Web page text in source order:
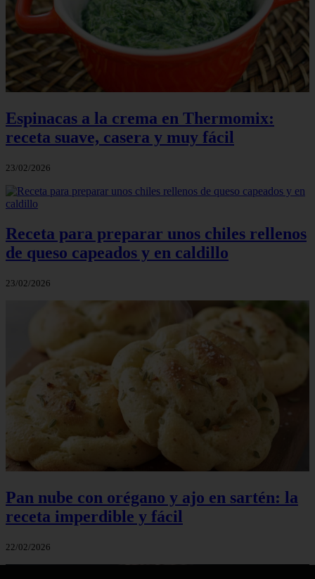
Espinacas a la crema en Thermomix:
receta suave, casera y muy fácil
23/02/2026
Receta para preparar unos chiles rellenos
de queso capeados y en caldillo
23/02/2026
Pan nube con orégano y ajo en sartén: la
receta imperdible y fácil
22/02/2026